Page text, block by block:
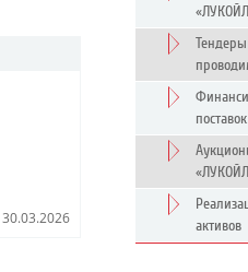
30.03.2026
поставок
активов